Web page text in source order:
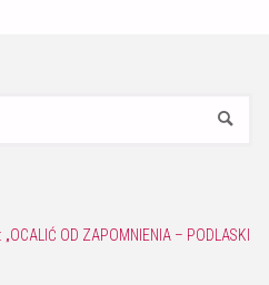
SZUKAJ
OD ZAPOMNIENIA – PODLASKI